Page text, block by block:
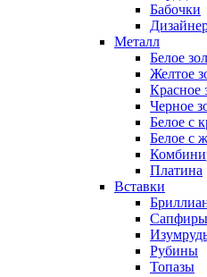
Бабочки
Металл
Белое
Желтое
Красное
Черное
Белое с
Белое с
Платина
Вставки
Сапфиры
Рубины
Топазы